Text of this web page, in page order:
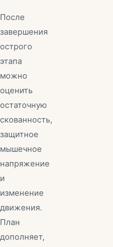
После
завершения
острого
этапа
можно
оценить
остаточную
скованность,
защитное
мышечное
напряжение
и
изменение
движения.
План
дополняет,